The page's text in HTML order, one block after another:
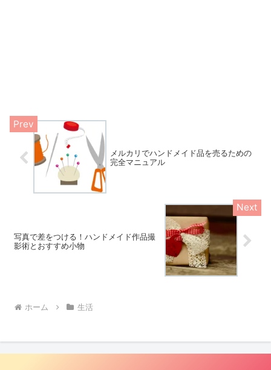
メルカリでハンドメイド品を売るための
完全マニュアル
写真で差をつける！ハンドメイド作品撮
影術とおすすめ小物
ホーム 生活